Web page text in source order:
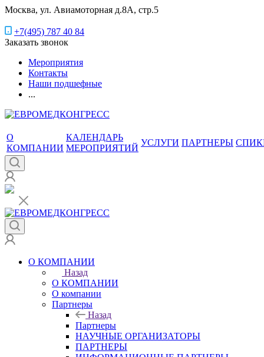
Москва, ул. Авиамоторная д.8А, стр.5
+7(495) 787 40 84
Заказать звонок
Мероприятия
Контакты
Наши подшефные
...
О
КОМПАНИИ
КАЛЕНДАРЬ
МЕРОПРИЯТИЙ
УСЛУГИ ПАРТНЕРЫ
О КОМПАНИИ
Назад
О КОМПАНИИ
О компании
Партнеры
Назад
Партнеры
НАУЧНЫЕ ОРГАНИЗАТОРЫ
ПАРТНЕРЫ